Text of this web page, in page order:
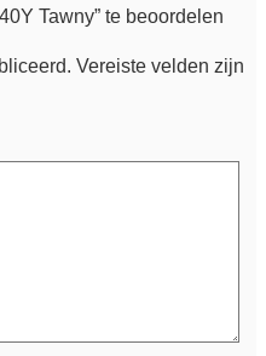
Tawny” te beoordelen
Vereiste velden zijn